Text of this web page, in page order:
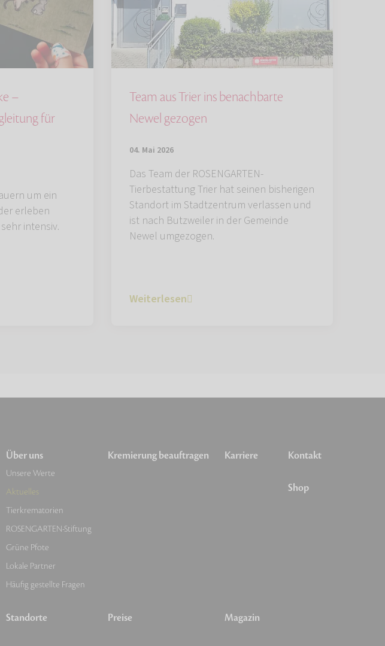
–
für
um ein
erleben
intensiv.
Team aus Trier ins benachbarte
Newel gezogen
04. Mai 2026
Das Team der ROSENGARTEN-
Tierbestattung Trier hat seinen bisherigen
Standort im Stadtzentrum verlassen und
ist nach Butzweiler in der Gemeinde
Newel umgezogen.
Weiterlesen
Über uns
Unsere Werte
Aktuelles
Tierkrematorien
ROSENGARTEN-Stiftung
Grüne Pfote
Lokale Partner
Häufig gestellte Fragen
Standorte
Kremierung beauftragen
Preise
Karriere
Magazin
Kontakt
Shop